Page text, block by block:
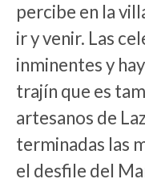
percibe en la
ir y venir. Las
inminentes y
trajín que es
artesanos de
terminadas las
el desfile del